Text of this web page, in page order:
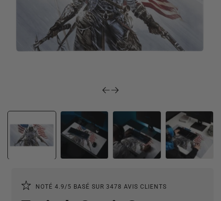
Ouvrir
média
dans
une
modale
NOTÉ 4.9/5 BASÉ SUR 3478 AVIS CLIENTS